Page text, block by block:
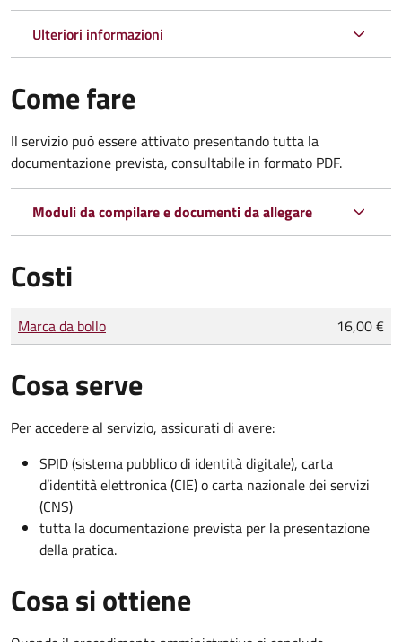
Ulteriori informazioni
Come fare
Il servizio può essere attivato presentando tutta la
documentazione prevista, consultabile in formato PDF.
Moduli da compilare e documenti da allegare
Costi
Tipo di pagamento
Importo
Marca da bollo 16,00 €
Cosa serve
Per accedere al servizio, assicurati di avere:
SPID (sistema pubblico di identità digitale), carta
d’identità elettronica (CIE) o carta nazionale dei servizi
(CNS)
tutta la documentazione prevista per la presentazione
della pratica.
Cosa si ottiene